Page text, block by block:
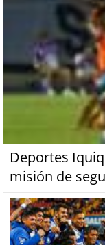
Deportes
misión de